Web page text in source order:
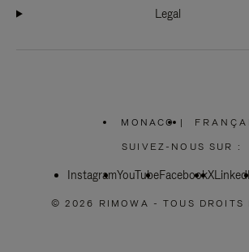
Legal
MONACO
SÉLECTIONNEZ
VOTRE
|
SUIVEZ-NOUS SUR :
InstagramYouTubeFacebookX
© 2026 RIMOWA - TOUS DROITS